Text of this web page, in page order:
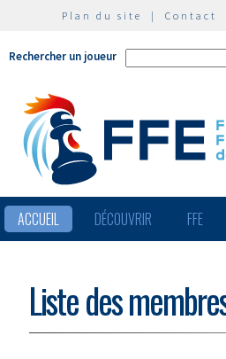
Plan du site | Contact
Rechercher un joueur
ACCUEIL DÉCOUVRIR FFE
Liste des